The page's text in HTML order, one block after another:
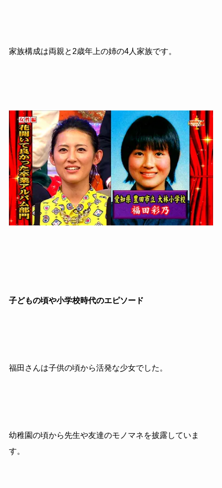
家族構成は両親と2歳年上の姉の4人家族です。
子どもの頃や小学校時代のエピソード
福田さんは子供の頃から活発な少女でした。
幼稚園の頃から先生や友達のモノマネを披露していま
す。